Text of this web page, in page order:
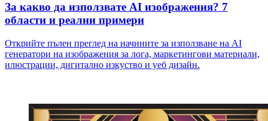
За какво да използвате AI изображения? 7
области и реални примери
Открийте пълен преглед на начините за използване на AI
генератори на изображения за лога, маркетингови материали,
илюстрации, дигитално изкуство и уеб дизайн.